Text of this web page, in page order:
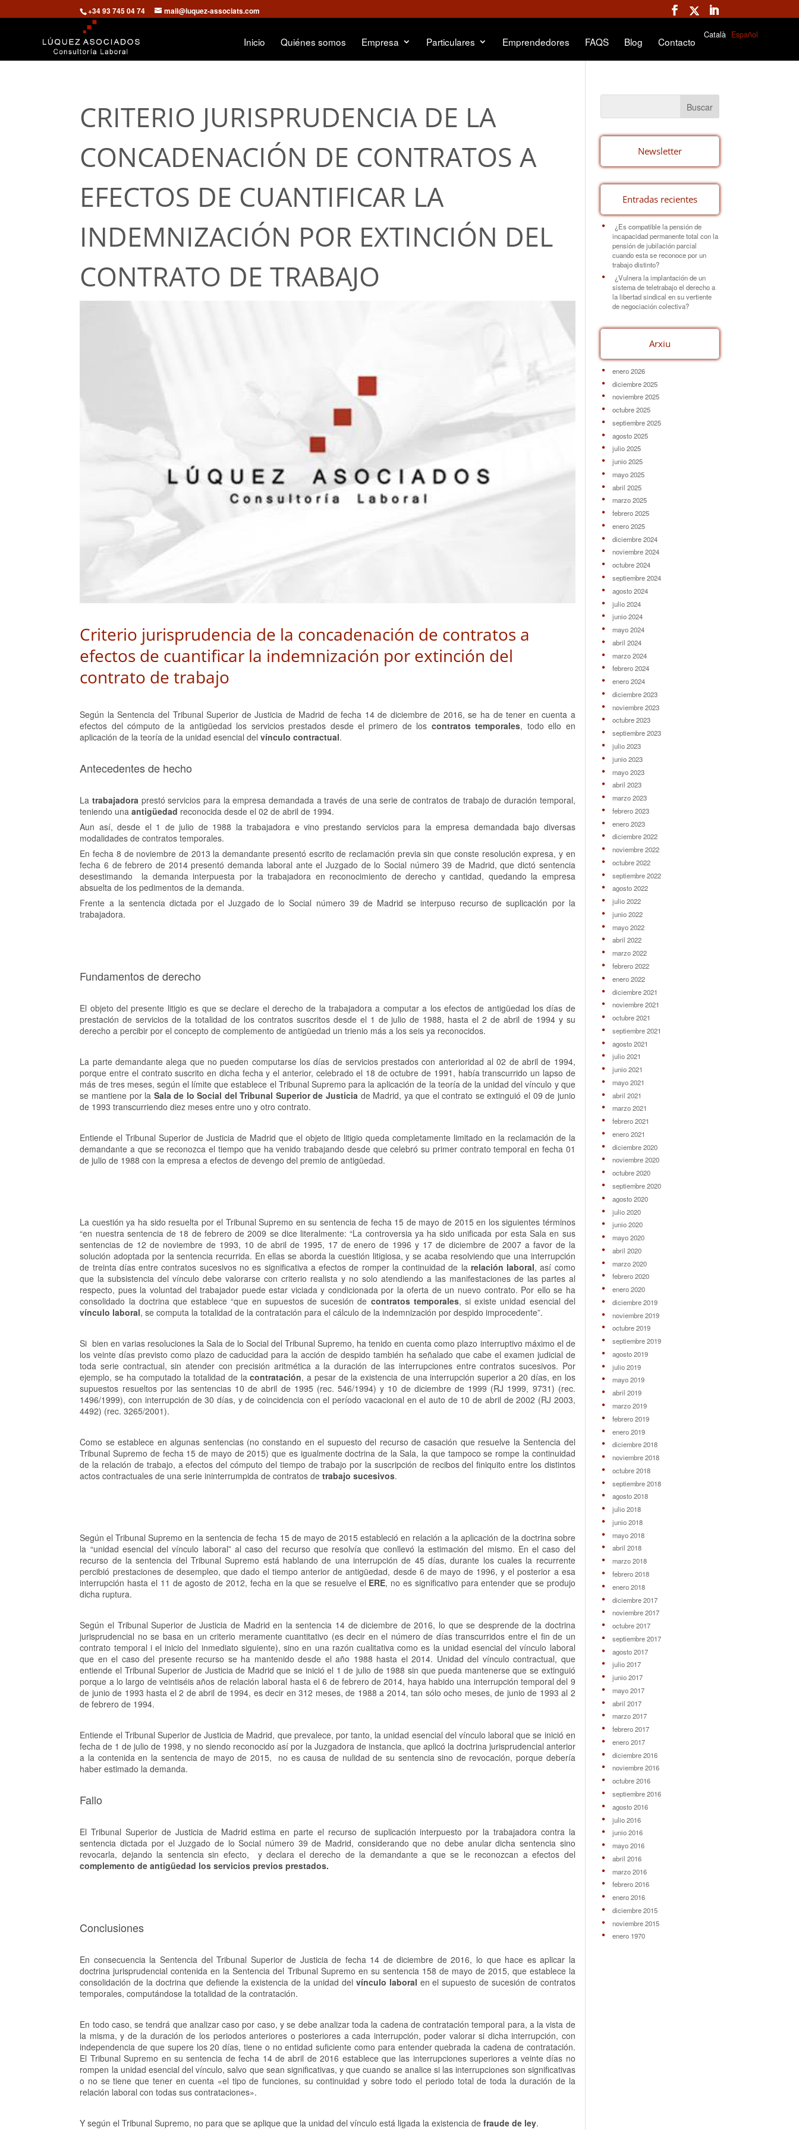
+34 93 745 04 74 mail@luquez-associats.com
Inicio Quiénes somos Empresa Particulares Emprendedores FAQS Blog Contacto
Català Español
CRITERIO JURISPRUDENCIA DE LA
CONCADENACIÓN DE CONTRATOS A
EFECTOS DE CUANTIFICAR LA
INDEMNIZACIÓN POR EXTINCIÓN DEL
CONTRATO DE TRABAJO
Criterio jurisprudencia de la concadenación de contratos a
efectos de cuantificar la indemnización por extinción del
contrato de trabajo
Según la Sentencia del Tribunal Superior de Justicia de Madrid de fecha 14 de diciembre de 2016, se ha de tener en cuenta a
efectos del cómputo de la antigüedad los servicios prestados desde el primero de los contratos temporales, todo ello en
aplicación de la teoría de la unidad esencial delvínculo contractual.
Antecedentes de hecho
Latrabajadora prestó servicios para la empresa demandada a través de una serie de contratos de trabajo de duración temporal,
teniendo unaantigüedad reconocida desde el 02 de abril de 1994.
Aun así, desde el 1 de julio de 1988 la trabajadora e vino prestando servicios para la empresa demandada bajo diversas
modalidades de contratos temporales.
En fecha 8 de noviembre de 2013 la demandante presentó escrito de reclamación previa sin que conste resolución expresa, y en
fecha 6 de febrero de 2014 presentó demanda laboral ante el Juzgado de lo Social número 39 de Madrid, que dictó sentencia
desestimando la demanda interpuesta por la trabajadora en reconocimiento de derecho y cantidad, quedando la empresa
absuelta de los pedimentos de la demanda.
Frente a la sentencia dictada por el Juzgado de lo Social número 39 de Madrid se interpuso recurso de suplicación por la
trabajadora.
Fundamentos de derecho
El objeto del presente litigio es que se declare el derecho de la trabajadora a computar a los efectos de antigüedad los días de
prestación de servicios de la totalidad de los contratos suscritos desde el 1 de julio de 1988, hasta el 2 de abril de 1994 y su
derecho a percibir por el concepto de complemento de antigüedad un trienio más a los seis ya reconocidos.
La parte demandante alega que no pueden computarse los días de servicios prestados con anterioridad al 02 de abril de 1994,
porque entre el contrato suscrito en dicha fecha y el anterior, celebrado el 18 de octubre de 1991, había transcurrido un lapso de
más de tres meses, según el límite que establece el Tribunal Supremo para la aplicación de la teoría de la unidad del vínculo y que
se mantiene por la Sala de lo Social del Tribunal Superior de Justicia de Madrid, ya que el contrato se extinguió el 09 de junio
de 1993 transcurriendo diez meses entre uno y otro contrato.
Entiende el Tribunal Superior de Justicia de Madrid que el objeto de litigio queda completamente limitado en la reclamación de la
demandante a que se reconozca el tiempo que ha venido trabajando desde que celebró su primer contrato temporal en fecha 01
de julio de 1988 con la empresa a efectos de devengo del premio de antigüedad.
La cuestión ya ha sido resuelta por el Tribunal Supremo en su sentencia de fecha 15 de mayo de 2015 en los siguientes términos
“en nuestra sentencia de 18 de febrero de 2009 se dice literalmente: “La controversia ya ha sido unificada por esta Sala en sus
sentencias de 12 de noviembre de 1993, 10 de abril de 1995, 17 de enero de 1996 y 17 de diciembre de 2007 a favor de la
solución adoptada por la sentencia recurrida. En ellas se aborda la cuestión litigiosa, y se acaba resolviendo que una interrupción
de treinta días entre contratos sucesivos no es significativa a efectos de romper la continuidad de la relación laboral, así como
que la subsistencia del vínculo debe valorarse con criterio realista y no solo atendiendo a las manifestaciones de las partes al
respecto, pues la voluntad del trabajador puede estar viciada y condicionada por la oferta de un nuevo contrato. Por ello se ha
consolidado la doctrina que establece “que en supuestos de sucesión de contratos temporales, si existe unidad esencial del
vínculo laboral, se computa la totalidad de la contratación para el cálculo de la indemnización por despido improcedente”.
Si bien en varias resoluciones la Sala de lo Social del Tribunal Supremo, ha tenido en cuenta como plazo interruptivo máximo el de
los veinte días previsto como plazo de caducidad para la acción de despido también ha señalado que cabe el examen judicial de
toda serie contractual, sin atender con precisión aritmética a la duración de las interrupciones entre contratos sucesivos. Por
ejemplo, se ha computado la totalidad de lacontratación, a pesar de la existencia de una interrupción superior a 20 días, en los
supuestos resueltos por las sentencias 10 de abril de 1995 (rec. 546/1994) y 10 de diciembre de 1999 (RJ 1999, 9731) (rec.
1496/1999), con interrupción de 30 días, y de coincidencia con el período vacacional en el auto de 10 de abril de 2002 (RJ 2003,
4492) (rec. 3265/2001).
Como se establece en algunas sentencias (no constando en el supuesto del recurso de casación que resuelve la Sentencia del
Tribunal Supremo de fecha 15 de mayo de 2015) que es igualmente doctrina de la Sala, la que tampoco se rompe la continuidad
de la relación de trabajo, a efectos del cómputo del tiempo de trabajo por la suscripción de recibos del finiquito entre los distintos
actos contractuales de una serie ininterrumpida de contratos detrabajo sucesivos.
Según el Tribunal Supremo en la sentencia de fecha 15 de mayo de 2015 estableció en relación a la aplicación de la doctrina sobre
la “unidad esencial del vínculo laboral” al caso del recurso que resolvía que conllevó la estimación del mismo. En el caso del
recurso de la sentencia del Tribunal Supremo está hablando de una interrupción de 45 días, durante los cuales la recurrente
percibió prestaciones de desempleo, que dado el tiempo anterior de antigüedad, desde 6 de mayo de 1996, y el posterior a esa
interrupción hasta el 11 de agosto de 2012, fecha en la que se resuelve el ERE, no es significativo para entender que se produjo
dicha ruptura.
Según el Tribunal Superior de Justicia de Madrid en la sentencia 14 de diciembre de 2016, lo que se desprende de la doctrina
jurisprudencial no se basa en un criterio meramente cuantitativo (es decir en el número de días transcurridos entre el fin de un
contrato temporal i el inicio del inmediato siguiente), sino en una razón cualitativa como es la unidad esencial del vínculo laboral
que en el caso del presente recurso se ha mantenido desde el año 1988 hasta el 2014. Unidad del vínculo contractual, que
entiende el Tribunal Superior de Justicia de Madrid que se inició el 1 de julio de 1988 sin que pueda mantenerse que se extinguió
porque a lo largo de veintiséis años de relación laboral hasta el 6 de febrero de 2014, haya habido una interrupción temporal del 9
de junio de 1993 hasta el 2 de abril de 1994, es decir en 312 meses, de 1988 a 2014, tan sólo ocho meses, de junio de 1993 al 2
de febrero de 1994.
Entiende el Tribunal Superior de Justicia de Madrid, que prevalece, por tanto, la unidad esencial del vínculo laboral que se inició en
fecha de 1 de julio de 1998, y no siendo reconocido así por la Juzgadora de instancia, que aplicó la doctrina jurisprudencial anterior
a la contenida en la sentencia de mayo de 2015, no es causa de nulidad de su sentencia sino de revocación, porque debería
haber estimado la demanda.
Fallo
El Tribunal Superior de Justicia de Madrid estima en parte el recurso de suplicación interpuesto por la trabajadora contra la
sentencia dictada por el Juzgado de lo Social número 39 de Madrid, considerando que no debe anular dicha sentencia sino
revocarla, dejando la sentencia sin efecto, y declara el derecho de la demandante a que se le reconozcan a efectos del
complemento de antigüedad los servicios previos prestados.
Conclusiones
En consecuencia la Sentencia del Tribunal Superior de Justicia de fecha 14 de diciembre de 2016, lo que hace es aplicar la
doctrina jurisprudencial contenida en la Sentencia del Tribunal Supremo en su sentencia 158 de mayo de 2015, que establece la
consolidación de la doctrina que defiende la existencia de la unidad del vínculo laboral en el supuesto de sucesión de contratos
temporales, computándose la totalidad de la contratación.
En todo caso, se tendrá que analizar caso por caso, y se debe analizar toda la cadena de contratación temporal para, a la vista de
la misma, y de la duración de los periodos anteriores o posteriores a cada interrupción, poder valorar si dicha interrupción, con
independencia de que supere los 20 días, tiene o no entidad suficiente como para entender quebrada la cadena de contratación.
El Tribunal Supremo en su sentencia de fecha 14 de abril de 2016 establece que las interrupciones superiores a veinte días no
rompen la unidad esencial del vínculo, salvo que sean significativas, y que cuando se analice si las interrupciones son significativas
o no se tiene que tener en cuenta «el tipo de funciones, su continuidad y sobre todo el periodo total de toda la duración de la
relación laboral con todas sus contrataciones».
Y según el Tribunal Supremo, no para que se aplique que la unidad del vínculo está ligada la existencia defraude de ley.
Newsletter
Entradas recientes
¿Es compatible la pensión de
incapacidad permanente total con la
pensión de jubilación parcial
cuando esta se reconoce por un
trabajo distinto?
¿Vulnera la implantación de un
sistema de teletrabajo el derecho a
la libertad sindical en su vertiente
de negociación colectiva?
Arxiu
enero 2026
diciembre 2025
noviembre 2025
octubre 2025
septiembre 2025
agosto 2025
julio 2025
junio 2025
mayo 2025
abril 2025
marzo 2025
febrero 2025
enero 2025
diciembre 2024
noviembre 2024
octubre 2024
septiembre 2024
agosto 2024
julio 2024
junio 2024
mayo 2024
abril 2024
marzo 2024
febrero 2024
enero 2024
diciembre 2023
noviembre 2023
octubre 2023
septiembre 2023
julio 2023
junio 2023
mayo 2023
abril 2023
marzo 2023
febrero 2023
enero 2023
diciembre 2022
noviembre 2022
octubre 2022
septiembre 2022
agosto 2022
julio 2022
junio 2022
mayo 2022
abril 2022
marzo 2022
febrero 2022
enero 2022
diciembre 2021
noviembre 2021
octubre 2021
septiembre 2021
agosto 2021
julio 2021
junio 2021
mayo 2021
abril 2021
marzo 2021
febrero 2021
enero 2021
diciembre 2020
noviembre 2020
octubre 2020
septiembre 2020
agosto 2020
julio 2020
junio 2020
mayo 2020
abril 2020
marzo 2020
febrero 2020
enero 2020
diciembre 2019
noviembre 2019
octubre 2019
septiembre 2019
agosto 2019
julio 2019
mayo 2019
abril 2019
marzo 2019
febrero 2019
enero 2019
diciembre 2018
noviembre 2018
octubre 2018
septiembre 2018
agosto 2018
julio 2018
junio 2018
mayo 2018
abril 2018
marzo 2018
febrero 2018
enero 2018
diciembre 2017
noviembre 2017
octubre 2017
septiembre 2017
agosto 2017
julio 2017
junio 2017
mayo 2017
abril 2017
marzo 2017
febrero 2017
enero 2017
diciembre 2016
noviembre 2016
octubre 2016
septiembre 2016
agosto 2016
julio 2016
junio 2016
mayo 2016
abril 2016
marzo 2016
febrero 2016
enero 2016
diciembre 2015
noviembre 2015
enero 1970